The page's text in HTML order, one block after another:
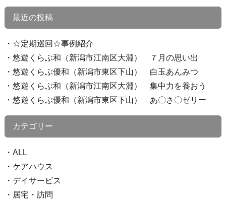
最近の投稿
☆定期巡回☆事例紹介
悠遊くらぶ和（新潟市江南区大淵） ７月の思い出
悠遊くらぶ優和（新潟市東区下山） 白玉あんみつ
悠遊くらぶ和（新潟市江南区大淵） 集中力を養おう
悠遊くらぶ優和（新潟市東区下山） あ〇さ〇ゼリー
カテゴリー
ALL
ケアハウス
デイサービス
居宅・訪問